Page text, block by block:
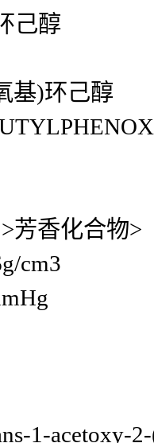
己醇
基)环己醇
芳香化合物>
cm3
1-acetoxy-